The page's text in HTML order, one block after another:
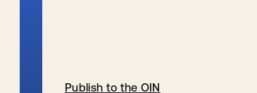
Publish to the OIN